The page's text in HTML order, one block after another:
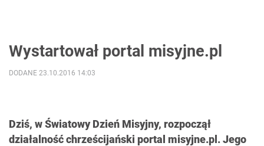
Wystartował portal misyjne.pl
Dziś, w Światowy Dzień Misyjny, rozpoczął
działalność chrześcijański portal misyjne.pl. Jego
DODANE 23.10.2016 14:03